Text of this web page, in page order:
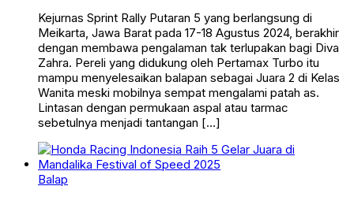
Kejurnas Sprint Rally Putaran 5 yang berlangsung di
Meikarta, Jawa Barat pada 17-18 Agustus 2024, berakhir
dengan membawa pengalaman tak terlupakan bagi Diva
Zahra. Pereli yang didukung oleh Pertamax Turbo itu
mampu menyelesaikan balapan sebagai Juara 2 di Kelas
Wanita meski mobilnya sempat mengalami patah as.
Lintasan dengan permukaan aspal atau tarmac
sebetulnya menjadi tantangan […]
Balap